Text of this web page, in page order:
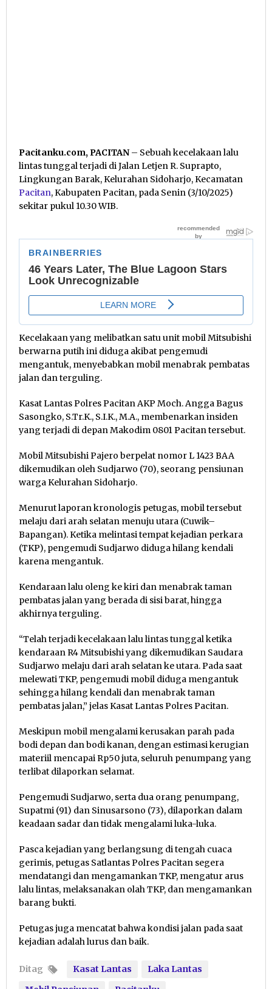
Pacitanku.com, PACITAN – Sebuah kecelakaan lalu
lintas tunggal terjadi di Jalan Letjen R. Suprapto,
Lingkungan Barak, Kelurahan Sidoharjo, Kecamatan
Pacitan, Kabupaten Pacitan, pada Senin (3/10/2025)
sekitar pukul 10.30 WIB.
Kecelakaan yang melibatkan satu unit mobil Mitsubishi
berwarna putih ini diduga akibat pengemudi
mengantuk, menyebabkan mobil menabrak pembatas
jalan dan terguling.
Kasat Lantas Polres Pacitan AKP Moch. Angga Bagus
Sasongko, S.Tr.K., S.I.K., M.A., membenarkan insiden
yang terjadi di depan Makodim 0801 Pacitan tersebut.
Mobil Mitsubishi Pajero berpelat nomor L 1423 BAA
dikemudikan oleh Sudjarwo (70), seorang pensiunan
warga Kelurahan Sidoharjo.
Menurut laporan kronologis petugas, mobil tersebut
melaju dari arah selatan menuju utara (Cuwik–
Bapangan). Ketika melintasi tempat kejadian perkara
(TKP), pengemudi Sudjarwo diduga hilang kendali
karena mengantuk.
Kendaraan lalu oleng ke kiri dan menabrak taman
pembatas jalan yang berada di sisi barat, hingga
akhirnya terguling.
“Telah terjadi kecelakaan lalu lintas tunggal ketika
kendaraan R4 Mitsubishi yang dikemudikan Saudara
Sudjarwo melaju dari arah selatan ke utara. Pada saat
melewati TKP, pengemudi mobil diduga mengantuk
sehingga hilang kendali dan menabrak taman
pembatas jalan,” jelas Kasat Lantas Polres Pacitan.
Meskipun mobil mengalami kerusakan parah pada
bodi depan dan bodi kanan, dengan estimasi kerugian
materiil mencapai Rp50 juta, seluruh penumpang yang
terlibat dilaporkan selamat.
Pengemudi Sudjarwo, serta dua orang penumpang,
Supatmi (91) dan Sinusarsono (73), dilaporkan dalam
keadaan sadar dan tidak mengalami luka-luka.
Pasca kejadian yang berlangsung di tengah cuaca
gerimis, petugas Satlantas Polres Pacitan segera
mendatangi dan mengamankan TKP, mengatur arus
lalu lintas, melaksanakan olah TKP, dan mengamankan
barang bukti.
Petugas juga mencatat bahwa kondisi jalan pada saat
kejadian adalah lurus dan baik.
Ditag Kasat Lantas
Laka Lantas